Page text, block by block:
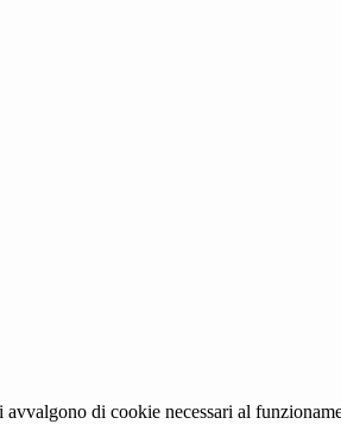
di cookie necessari al